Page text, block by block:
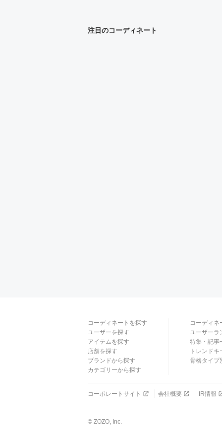
注目のコーディネート
コーディネートを探す
ユーザーを探す
アイテムを探す
店舗を探す
ブランドから探す
カテゴリーから探す
コーディネ
ユーザーラ
特集・記事
トレンドキ
骨格タイプ
コーポレートサイト 会社概要 IR情報
© ZOZO, Inc.